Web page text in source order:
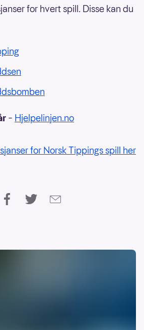
for hvert spill. Disse kan du
– Hjelpelinjen.no
for Norsk Tippings spill her